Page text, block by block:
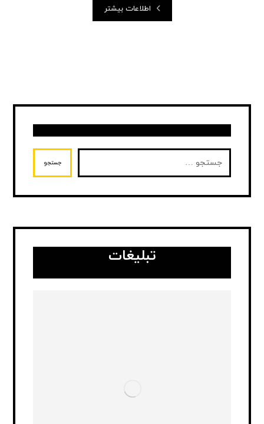
اطلاعات بیشتر
جستجو
تبلیغات